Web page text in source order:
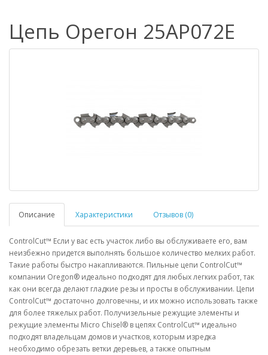
Цепь Орегон 25AP072E
Описание Характеристики Отзывов (0)
ControlCut™ Если у вас есть участок либо вы обслуживаете его, вам
неизбежно придется выполнять большое количество мелких работ.
Такие работы быстро накапливаются. Пильные цепи ControlCut™
компании Oregon® идеально подходят для любых легких работ, так
как они всегда делают гладкие резы и просты в обслуживании. Цепи
ControlCut™ достаточно долговечны, и их можно использовать также
для более тяжелых работ. Получизельные режущие элементы и
режущие элементы Micro Chisel® в цепях ControlCut™ идеально
подходят владельцам домов и участков, которым изредка
необходимо обрезать ветки деревьев, а также опытным